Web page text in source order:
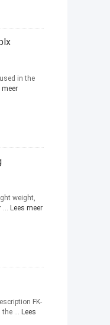
in the
meer
weight,
... Lees meer
FK-
... Lees